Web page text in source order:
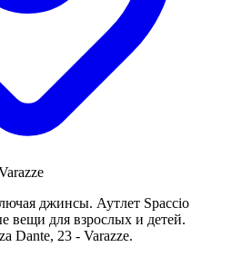
джинсы. Аутлет Spaccio
вещи для взрослых и детей.
Dante, 23 - Varazze.